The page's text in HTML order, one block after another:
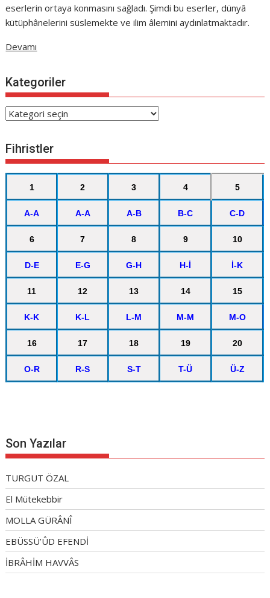
eserlerin ortaya konmasını sağladı. Şimdi bu eserler, dünyâ
kütüphânelerini süslemekte ve ilim âlemini aydınlatmaktadır.
Devamı
Kategoriler
Kategoriler
Fihristler
1 2 3 4 5
A-A A-A A-B B-C C-D
6 7 8 9 10
D-E E-G G-H H-İ İ-K
11 12 13 14 15
K-K K-L L-M M-M M-O
16 17 18 19 20
O-R R-S S-T T-Ü Ü-Z
Son Yazılar
TURGUT ÖZAL
El Mütekebbir
MOLLA GÜRÂNÎ
EBÜSSÜ’ÛD EFENDİ
İBRÂHİM HAVVÂS